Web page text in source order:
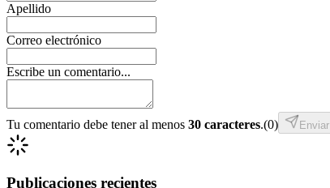
Apellido
Correo electrónico
Escribe un comentario...
Tu comentario debe tener al menos 30 caracteres.(0) Enviar
Publicaciones recientes